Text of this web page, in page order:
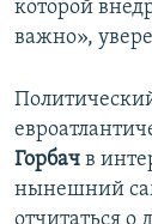
которой
важно»,
Горбач в
нынешний